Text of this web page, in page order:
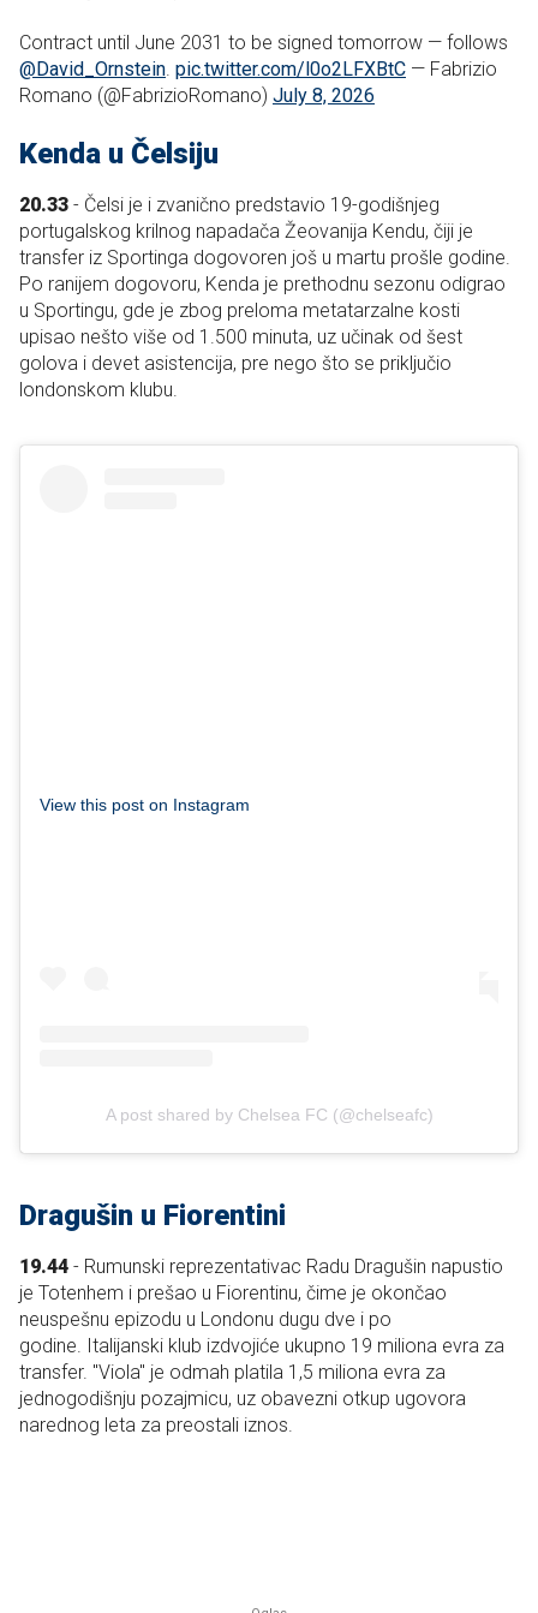
Contract until June 2031 to be signed tomorrow — follows
@David_Ornstein pic.twitter.com/l0o2LFXBtC — Fabrizio
Romano (@FabrizioRomano) July 8, 2026
Kenda u Čelsiju
20.33 - Čelsi je i zvanično predstavio 19-godišnjeg
portugalskog krilnog napadača Žeovanija Kendu, čiji je
transfer iz Sportinga dogovoren još u martu prošle godine.
Po ranijem dogovoru, Kenda je prethodnu sezonu odigrao
u Sportingu, gde je zbog preloma metatarzalne kosti
upisao nešto više od 1.500 minuta, uz učinak od šest
golova i devet asistencija, pre nego što se priključio
londonskom klubu.
View this post on Instagram
A post shared by Chelsea FC (@chelseafc)
Dragušin u Fiorentini
19.44 - Rumunski reprezentativac Radu Dragušin napustio
je Totenhem i prešao u Fiorentinu, čime je okončao
neuspešnu epizodu u Londonu dugu dve i po
godine. Italijanski klub izdvojiće ukupno 19 miliona evra za
transfer. "Viola" je odmah platila 1,5 miliona evra za
jednogodišnju pozajmicu, uz obavezni otkup ugovora
narednog leta za preostali iznos.